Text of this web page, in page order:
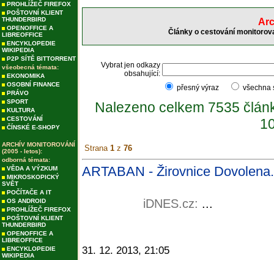
PROHLÍŽEČ FIREFOX
POŠTOVNÍ KLIENT
THUNDERBIRD
OPENOFFICE A
LIBREOFFICE
ENCYKLOPEDIE
WIKIPEDIA
P2P SÍTĚ BITTORRENT
všeobecná témata:
EKONOMIKA
OSOBNÍ FINANCE
PRÁVO
SPORT
KULTURA
CESTOVÁNÍ
ČÍNSKÉ E-SHOPY
ARCHÍV MONITOROVÁNÍ
(2005 - letos):
odborná témata:
VĚDA A VÝZKUM
MIKROSKOPICKÝ
SVĚT
POČÍTAČE A IT
OS ANDROID
PROHLÍŽEČ FIREFOX
POŠTOVNÍ KLIENT
THUNDERBIRD
OPENOFFICE A
LIBREOFFICE
ENCYKLOPEDIE
WIKIPEDIA
Články o cestování
Vybrat jen odkazy
obsahující:
přesný výraz
Nalezeno celkem 7535
Strana 1 z 76
ARTABAN - Žirovnice
iDNES.cz: ...
31. 12. 2013, 21:05